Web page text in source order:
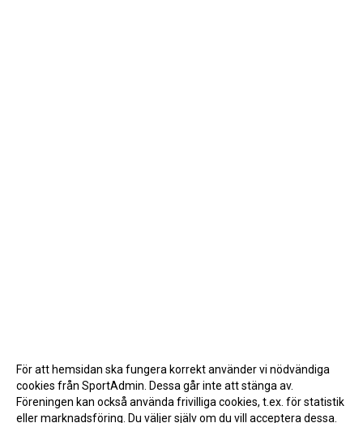
För att hemsidan ska fungera korrekt använder vi nödvändiga
cookies från SportAdmin. Dessa går inte att stänga av.
Föreningen kan också använda frivilliga cookies, t.ex. för statistik
eller marknadsföring. Du väljer själv om du vill acceptera dessa.